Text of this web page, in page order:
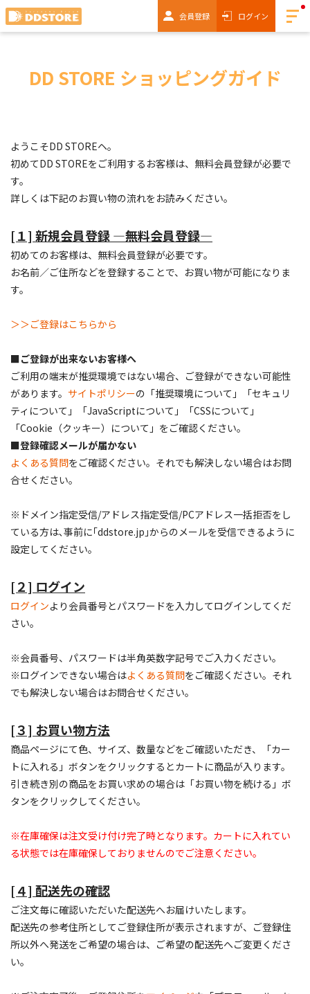
会員登録 ログイン
DD STORE ショッピングガイド
ようこそDD STOREヘ。
初めてDD STOREをご利用するお客様は、無料会員登録が必要で
す。
詳しくは下記のお買い物の流れをお読みください。
[１] 新規会員登録 ―無料会員登録―
初めてのお客様は、無料会員登録が必要です。
お名前／ご住所などを登録することで、お買い物が可能になりま
す。
＞＞ご登録はこちらから
■ご登録が出来ないお客様へ
ご利用の端末が推奨環境ではない場合、ご登録ができない可能性
があります。 サイトポリシーの「推奨環境について」「セキュリ
ティについて」「JavaScriptについて」「CSSについて」
「Cookie（クッキー）について」をご確認ください。
■登録確認メールが届かない
よくある質問をご確認ください。それでも解決しない場合はお問
合せください。
※ドメイン指定受信/アドレス指定受信/PCアドレス一括拒否をし
ている方は､事前に｢ddstore.jp｣からのメールを受信できるように
設定してください｡
[２] ログイン
ログインより会員番号とパスワードを入力してログインしてくだ
さい。
※会員番号、パスワードは半角英数字記号でご入力ください。
※ログインできない場合はよくある質問をご確認ください。それ
でも解決しない場合はお問合せください。
[３] お買い物方法
商品ページにて色、サイズ、数量などをご確認いただき、「カー
トに入れる」ボタンをクリックするとカートに商品が入ります。
引き続き別の商品をお買い求めの場合は「お買い物を続ける」ボ
タンをクリックしてください。
※在庫確保は注文受け付け完了時となります。カートに入れてい
る状態では在庫確保しておりませんのでご注意ください。
[４] 配送先の確認
ご注文毎に確認いただいた配送先へお届けいたします。
配送先の参考住所としてご登録住所が表示されますが、ご登録住
所以外へ発送をご希望の場合は、ご希望の配送先へご変更くださ
い。